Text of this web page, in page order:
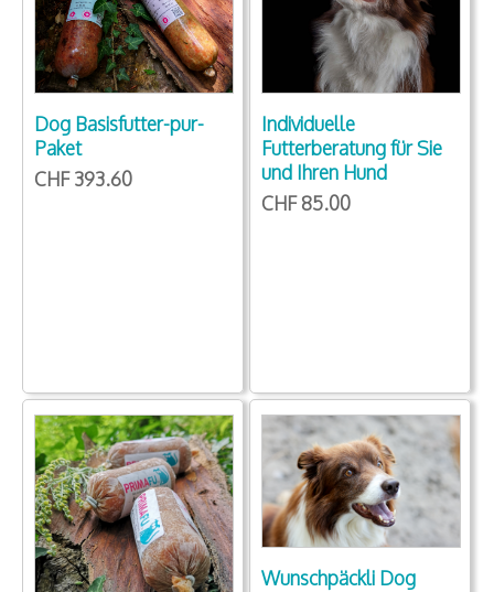
Dog Basisfutter-pur-
Paket
CHF 393.60
Individuelle
Futterberatung für Sie
und Ihren Hund
CHF 85.00
Wunschpäckli Dog